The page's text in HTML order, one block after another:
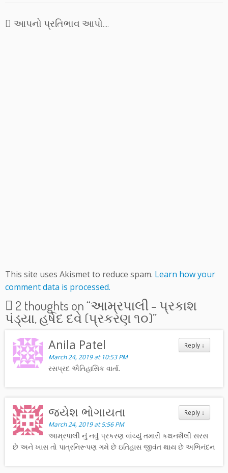
આપનો પ્રતિભાવ આપો....
This site uses Akismet to reduce spam. Learn how your
comment data is processed.
2 thoughts on “આમ્રપાલી – પ્રકાશ
પંડ્યા, હર્ષદ દવે (પ્રકરણ ૧૦)”
Reply ↓
Anila Patel
March 24, 2019 at 10:53 PM
રસપ્રદ ઐતિહાસિક વાર્તા.
Reply ↓
જયેશ ભોગાયતા
March 24, 2019 at 5:56 PM
આમ્રપાલી નું નવું પ્રકરણ વાંચ્યું તમારી કથનશૈલી સરસ
છે અને ખાસ તો પાત્રનિરૂપણ ગમે છે ઇતિહાસ જીવંત થાય છે અભિનંદન